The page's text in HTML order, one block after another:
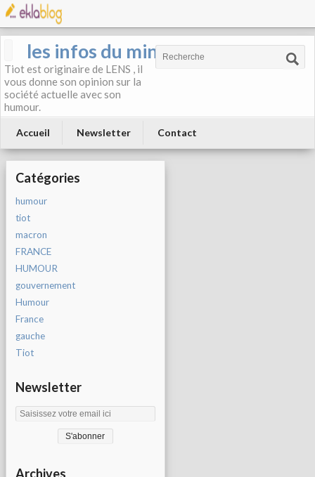
les infos du mineur
Tiot est originaire de LENS , il
vous donne son opinion sur la
société actuelle avec son
humour.
Accueil Newsletter Contact
Catégories
humour
tiot
macron
FRANCE
HUMOUR
gouvernement
Humour
France
gauche
Tiot
Newsletter
Archives